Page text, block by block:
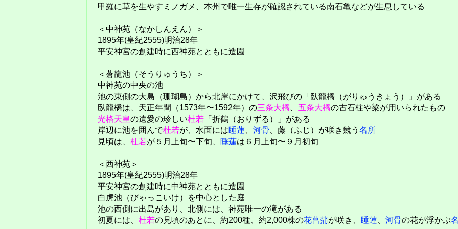
甲羅に草を生やすミノガメ、本州で唯一生存が確認されている南石亀などが生息している
＜中神苑（なかしんえん）＞
1895年(皇紀2555)明治28年
平安神宮の創建時に西神苑とともに造園
＜蒼龍池（そうりゅうち）＞
中神苑の中央の池
池の東側の大島（珊瑚島）から北岸にかけて、沢飛びの「臥龍橋（がりゅうきょう）」がある
臥龍橋は、天正年間（1573年〜1592年）の三条大橋 五条大橋の古石柱や梁が用いられたもの
光格天皇の遺愛の珍しい杜若 「折鶴（おりずる）」がある
岸辺に池を囲んで杜若が、水面には睡蓮 河骨 、藤（ふじ）が咲き競う 名所
見頃は、 杜若が５月上旬〜下旬、 睡蓮は６月上旬〜９月初旬
＜西神苑＞
1895年(皇紀2555)明治28年
平安神宮の創建時に中神苑とともに造園
白虎池（びゃっこいけ）を中心とした庭
池の西側に出島があり、北側には、神苑唯一の滝がある
初夏には、 杜若の見頃のあとに、約200種、約2,000株の花菖蒲が咲き、 睡蓮 河骨の花が浮かぶ